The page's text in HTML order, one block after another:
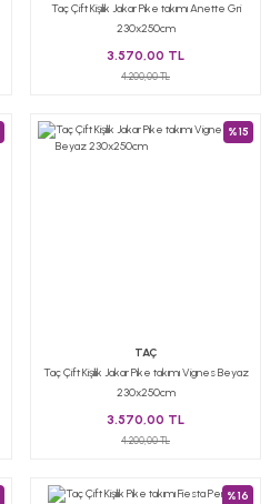
Taç Çift Kişilik Jakar Pike takımı Anette Gri
230x250cm
3.570,00 TL
4.200,00 TL
%15
TAÇ
Taç Çift Kişilik Jakar Pike takımı Vignes Beyaz
230x250cm
3.570,00 TL
4.200,00 TL
%16